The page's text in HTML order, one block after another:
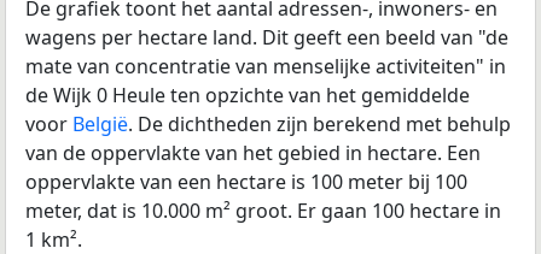
De grafiek toont het aantal adressen-, inwoners- en
wagens per hectare land. Dit geeft een beeld van "de
mate van concentratie van menselijke activiteiten" in
de Wijk 0 Heule ten opzichte van het gemiddelde
voor België. De dichtheden zijn berekend met behulp
van de oppervlakte van het gebied in hectare. Een
oppervlakte van een hectare is 100 meter bij 100
meter, dat is 10.000 m² groot. Er gaan 100 hectare in
1 km².